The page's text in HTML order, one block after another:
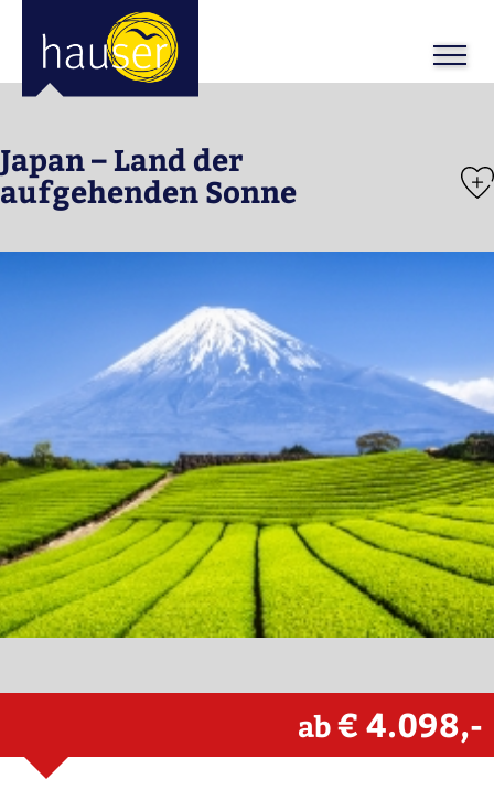
Japan – Land der
aufgehenden Sonne
ab€ 4.098,-